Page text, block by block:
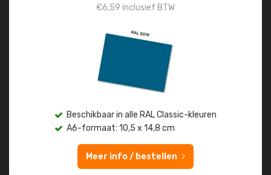
€6,59 inclusief BTW
Beschikbaar in alle RAL Classic-kleuren
A6-formaat: 10,5 x 14,8 cm
Meer info / bestellen